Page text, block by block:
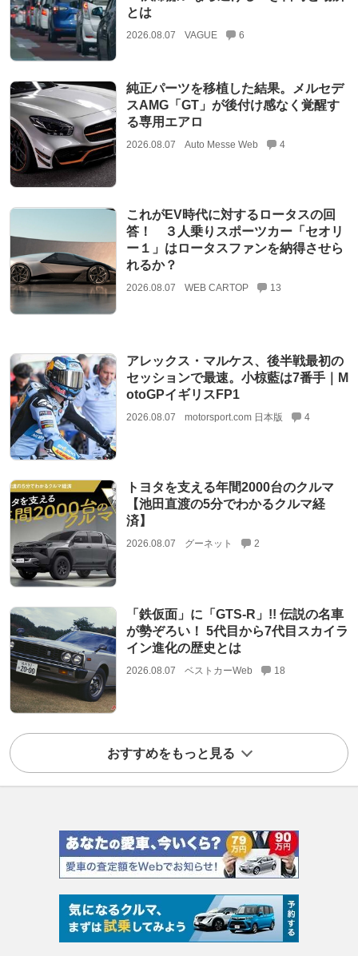
とは
2026.08.07 VAGUE 6
純正パーツを移植した結果。メルセデ
スAMG「GT」が後付け感なく覚醒す
る専用エアロ
2026.08.07 Auto Messe Web 4
これがEV時代に対するロータスの回
答！ ３人乗りスポーツカー「セオリ
ー１」はロータスファンを納得させら
れるか？
2026.08.07 WEB CARTOP 13
アレックス・マルケス、後半戦最初の
セッションで最速。小椋藍は7番手｜M
otoGPイギリスFP1
2026.08.07 motorsport.com 日本版 4
トヨタを支える年間2000台のクルマ
【池田直渡の5分でわかるクルマ経
済】
2026.08.07 グーネット 2
「鉄仮面」に「GTS-R」!! 伝説の名車
が勢ぞろい！ 5代目から7代目スカイラ
イン進化の歴史とは
2026.08.07 ベストカーWeb 18
おすすめをもっと見る